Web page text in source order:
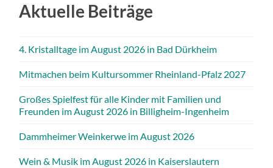
Aktuelle Beiträge
4. Kristalltage im August 2026 in Bad Dürkheim
Mitmachen beim Kultursommer Rheinland-Pfalz 2027
Großes Spielfest für alle Kinder mit Familien und
Freunden im August 2026 in Billigheim-Ingenheim
Dammheimer Weinkerwe im August 2026
Wein & Musik im August 2026 in Kaiserslautern